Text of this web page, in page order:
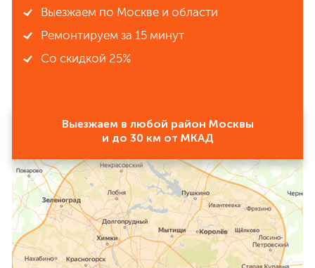
Выезжаем по Москве и области
Ремонтируем за 15 минут
Со скидкой 25%
Выезжаем в любой район Москвы
и до 30 км от МКАД